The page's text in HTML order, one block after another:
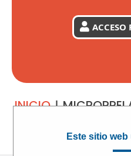
ACCESO
INICIO|
Este sitio